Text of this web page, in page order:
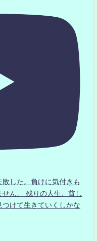
した。負けに気付きも
ん、 残りの人生、貧し
けて生きていくしかな